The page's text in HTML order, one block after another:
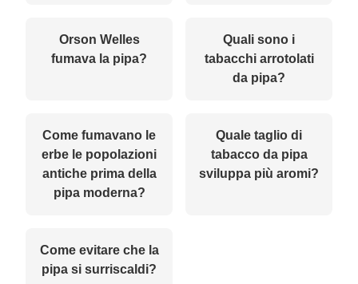
Orson Welles
fumava la pipa?
Quali sono i
tabacchi arrotolati
da pipa?
Come fumavano le
erbe le popolazioni
antiche prima della
pipa moderna?
Quale taglio di
tabacco da pipa
sviluppa più aromi?
Come evitare che la
pipa si surriscaldi?